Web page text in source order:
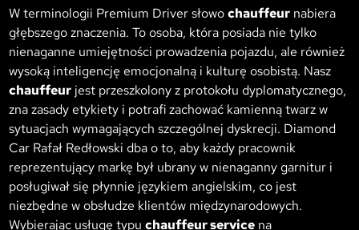
W terminologii Premium Driver słowochauffeur nabiera
głębszego znaczenia. To osoba, która posiada nie tylko
nienaganne umiejętności prowadzenia pojazdu, ale również
wysoką inteligencję emocjonalną i kulturę osobistą. Nasz
chauffeur jest przeszkolony z protokołu dyplomatycznego,
zna zasady etykiety i potrafi zachować kamienną twarz w
sytuacjach wymagających szczególnej dyskrecji. Diamond
Car Rafał Redłowski dba o to, aby każdy pracownik
reprezentujący markę był ubrany w nienaganny garnitur i
posługiwał się płynnie językiem angielskim, co jest
niezbędne w obsłudze klientów międzynarodowych.
Wybierając usługę typuchauffeur service na